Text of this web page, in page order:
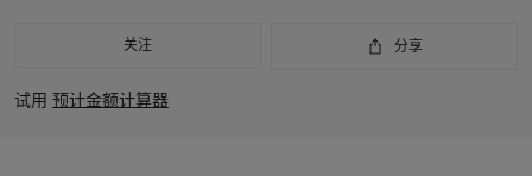
关注 分享
试用 预计金额计算器